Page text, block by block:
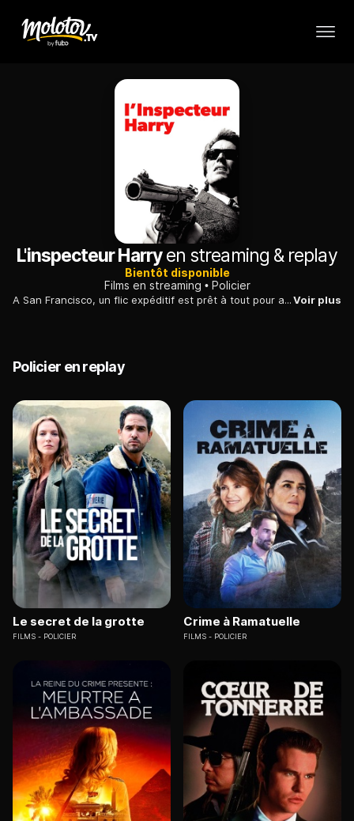
L'inspecteur Harryen streaming & replay
Bientôt disponible
Films en streaming
Policier
A San Francisco, un flic expéditif est prêt à tout pour arrêter un tueur maniaque de la gâchette, au grand dam de ses collègues, respectueux des règlements.Voir plus
Policier en replay
Le secret de la grotte
FILMS POLICIER
Crime à Ramatuelle
FILMS POLICIER